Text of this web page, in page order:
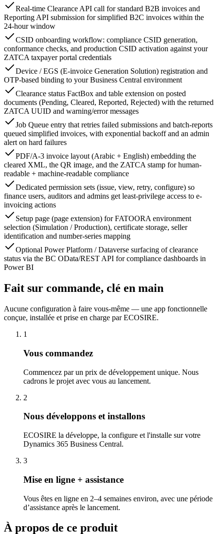
Real-time Clearance API call for standard B2B invoices and
Reporting API submission for simplified B2C invoices within the
24-hour window
CSID onboarding workflow: compliance CSID generation,
conformance checks, and production CSID activation against your
ZATCA taxpayer portal credentials
Device / EGS (E-invoice Generation Solution) registration and
OTP-based binding to your Business Central environment
Clearance status FactBox and table extension on posted
documents (Pending, Cleared, Reported, Rejected) with the returned
ZATCA UUID and warning/error messages
Job Queue entry that retries failed submissions and batch-reports
queued simplified invoices, with exponential backoff and an admin
alert on hard failures
PDF/A-3 invoice layout (Arabic + English) embedding the
cleared XML, the QR image, and the ZATCA stamp for human-
readable + machine-readable compliance
Dedicated permission sets (issue, view, retry, configure) so
finance users, auditors and admins get least-privilege access to e-
invoicing actions
Setup page (page extension) for FATOORA environment
selection (Simulation / Production), certificate storage, seller
identification and number-series mapping
Optional Power Platform / Dataverse surfacing of clearance
status via the BC OData/REST API for compliance dashboards in
Power BI
Fait sur commande, clé en main
Aucune configuration à faire vous-même — une app fonctionnelle
conçue, installée et prise en charge par ECOSIRE.
1
Vous commandez
Commencez par un prix de développement unique. Nous
cadrons le projet avec vous au lancement.
2
Nous développons et installons
ECOSIRE la développe, la configure et l'installe sur votre
Dynamics 365 Business Central.
3
Mise en ligne + assistance
Vous êtes en ligne en 2–4 semaines environ, avec une période
d’assistance après le lancement.
À propos de ce produit